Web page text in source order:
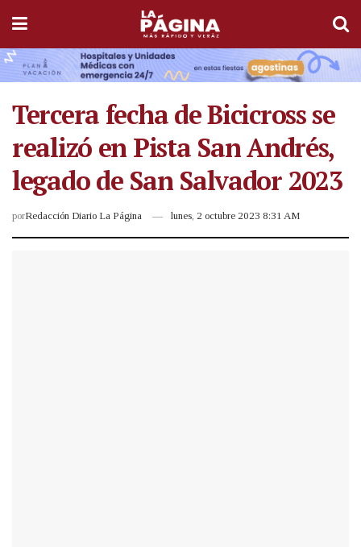
Tercera fecha de Bicicross se
realizó en Pista San Andrés,
legado de San Salvador 2023
porRedacción Diario La Página lunes, 2 octubre 2023 8:31 AM